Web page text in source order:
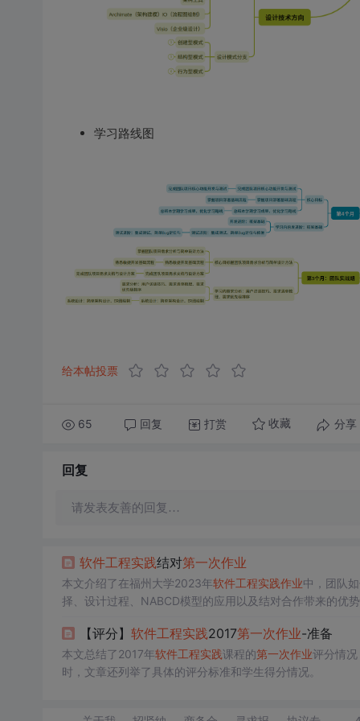
学习路线图
给本帖投票
65 回复 打赏 收藏 分享
回复
请发表友善的回复…
软件工程实践结对第一次作业
本文介绍了在福州大学2023年软件工程实践作业中，团队
择、设计过程、NABCD模型的应用以及结对合作带来的优
【评分】 软件工程实践2017第一次作业-准备
本文总结了2017年软件工程实践课程的第一次作业评分情
时，文章还列举了具体的评分标准和学生得分情况。